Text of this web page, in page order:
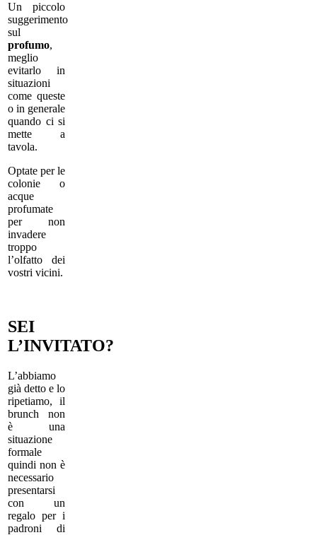
Un piccolo
suggerimento
sul
profumo,
meglio
evitarlo in
situazioni
come queste
o in generale
quando ci si
mette a
tavola.
Optate per le
colonie o
acque
profumate
per non
invadere
troppo
l’olfatto dei
vostri vicini.
SEI
L’INVITATO?
L’abbiamo
già detto e lo
ripetiamo, il
brunch non
è una
situazione
formale
quindi non è
necessario
presentarsi
con un
regalo per i
padroni di